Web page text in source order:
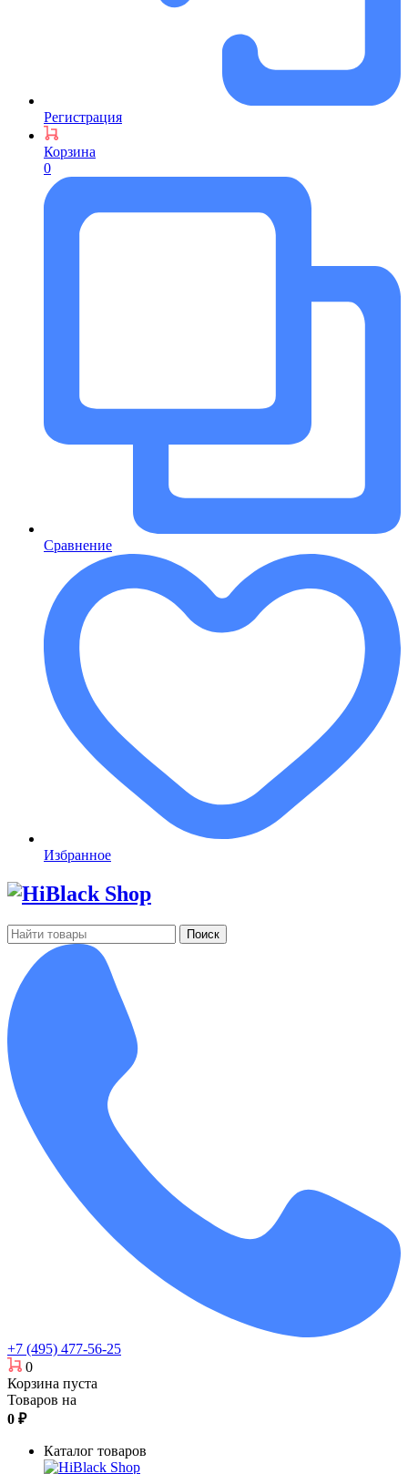
Регистрация
Корзина
0
Сравнение
Избранное
Поиск
+7 (495) 477-56-25
0
Корзина пуста
Товаров на
0 ₽
Каталог товаров